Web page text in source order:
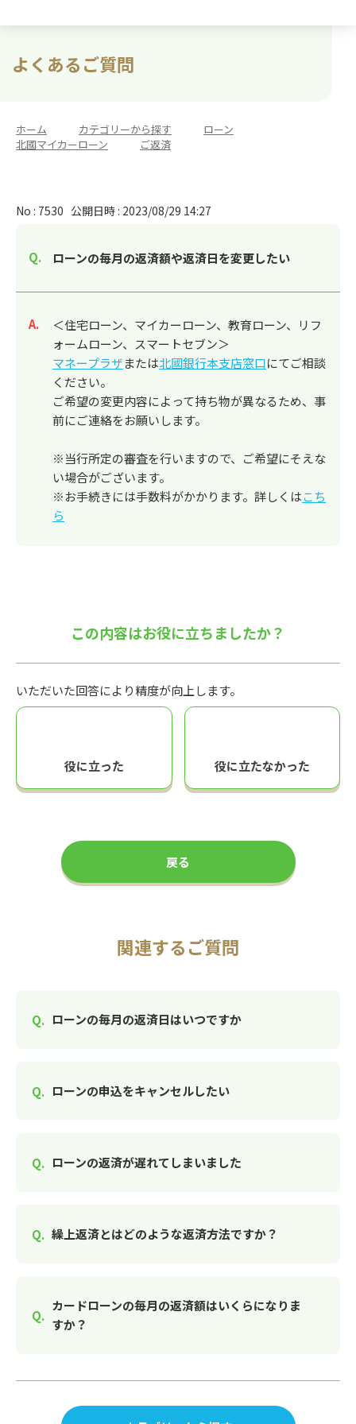
よくあるご質問
ホーム カテゴリーから探す ローン
北國マイカーローン
ご返済
No : 7530 公開日時 : 2023/08/29 14:27
ローンの毎月の返済額や返済日を変更したい
回答
＜住宅ローン、マイカーローン、教育ローン、リフ
ォームローン、スマートセブン＞
マネープラザまたは北國銀行本支店窓口にてご相談
ください。
ご希望の変更内容によって持ち物が異なるため、事
前にご連絡をお願いします。
※当行所定の審査を行いますので、ご希望にそえな
い場合がございます。
※お手続きには手数料がかかります。詳しくはこち
ら
この内容はお役に立ちましたか？
いただいた回答により精度が向上します。
役に立った 役に立たなかった
戻る
関連するご質問
ローンの毎月の返済日はいつですか
ローンの申込をキャンセルしたい
ローンの返済が遅れてしまいました
繰上返済とはどのような返済方法ですか？
カードローンの毎月の返済額はいくらになりま
すか？